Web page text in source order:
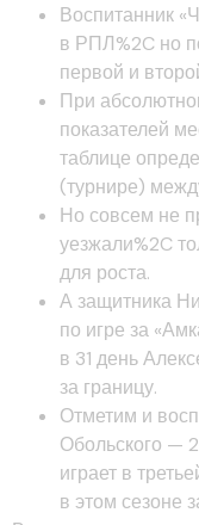
Воспитанник
в РПЛ%2C но
первой и
При
показателей
таблице
(турнире)
Но совсем не
уезжали%2C
для роста.
А защитника
по игре за
в 31 день
за границу.
Отметим и
Обольского —
играет в
в этом сезоне